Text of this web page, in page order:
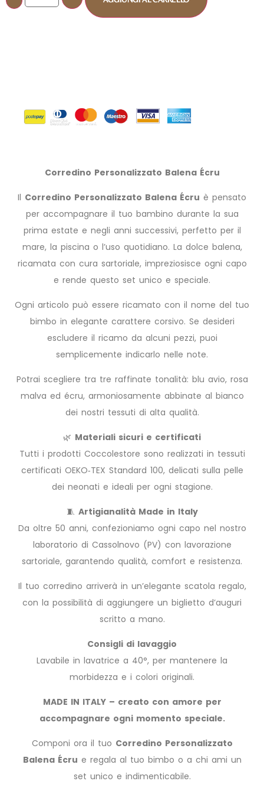
Corredino Personalizzato Balena Écru
Il Corredino Personalizzato Balena Écru è pensato
per accompagnare il tuo bambino durante la sua
prima estate e negli anni successivi, perfetto per il
mare, la piscina o l’uso quotidiano. La dolce balena,
ricamata con cura sartoriale, impreziosisce ogni capo
e rende questo set unico e speciale.
Ogni articolo può essere ricamato con il nome del tuo
bimbo in elegante carattere corsivo. Se desideri
escludere il ricamo da alcuni pezzi, puoi
semplicemente indicarlo nelle note.
Potrai scegliere tra tre raffinate tonalità: blu avio, rosa
malva ed écru, armoniosamente abbinate al bianco
dei nostri tessuti di alta qualità.
🌿 Materiali sicuri e certificati
Tutti i prodotti Coccolestore sono realizzati in tessuti
certificati OEKO‑TEX Standard 100, delicati sulla pelle
dei neonati e ideali per ogni stagione.
🧵 Artigianalità Made in Italy
Da oltre 50 anni, confezioniamo ogni capo nel nostro
laboratorio di Cassolnovo (PV) con lavorazione
sartoriale, garantendo qualità, comfort e resistenza.
Il tuo corredino arriverà in un’elegante scatola regalo,
con la possibilità di aggiungere un biglietto d’auguri
scritto a mano.
Consigli di lavaggio
Lavabile in lavatrice a 40°, per mantenere la
morbidezza e i colori originali.
MADE IN ITALY – creato con amore per
accompagnare ogni momento speciale.
Componi ora il tuo Corredino Personalizzato
Balena Écru e regala al tuo bimbo o a chi ami un
set unico e indimenticabile.